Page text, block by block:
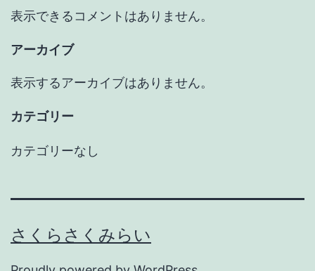
表示できるコメントはありません。
アーカイブ
表示するアーカイブはありません。
カテゴリー
カテゴリーなし
さくらさくみらい